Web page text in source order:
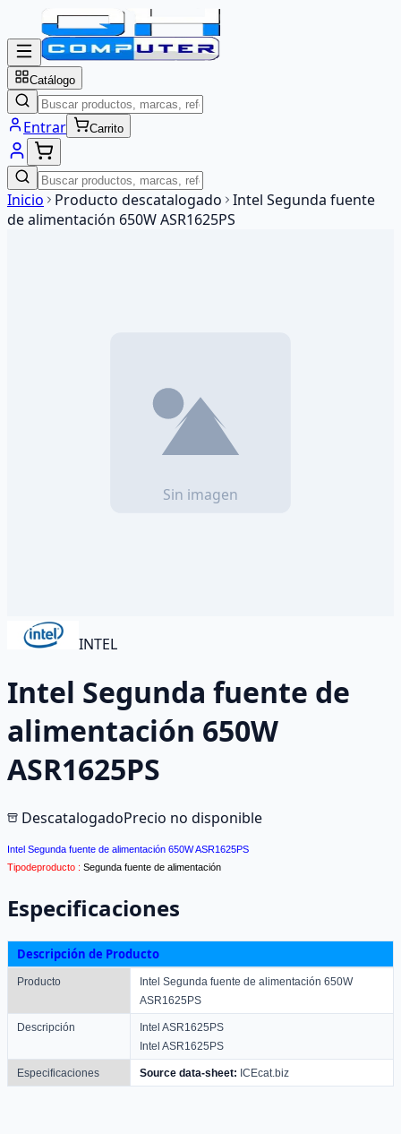
Catálogo
Entrar Carrito
Inicio Producto descatalogado Intel Segunda fuente
de alimentación 650W ASR1625PS
INTEL
Intel Segunda fuente de
alimentación 650W
ASR1625PS
DescatalogadoPrecio no disponible
Intel Segunda fuente de alimentación 650W ASR1625PS
Tipodeproducto : Segunda fuente de alimentación
Especificaciones
Descripción de Producto
Producto
Intel Segunda fuente de alimentación 650W
ASR1625PS
Descripción
Intel ASR1625PS
Intel ASR1625PS
Especificaciones Source data-sheet: ICEcat.biz